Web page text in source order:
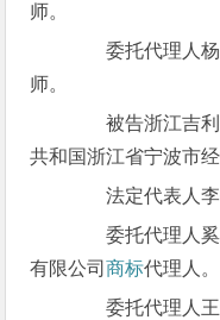
师。
委托代理人杨
师。
被告浙江吉利
共和国浙江省宁波市
法定代表人李
委托代理人奚
有限公司商标代理人。
委托代理人王